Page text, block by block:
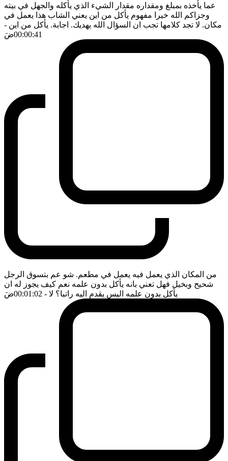
عما يأخذه بمبلغ ومقداره مقدار الشيء الذي يأكله والجهل في بيته
وجزاكم الله خيرا مفهوم يأكل من اين يعني الشاب هذا يعمل في
مكان. لا تجد كلامها تجب ان السؤال الله يهديك. اجابة. يأكل من اين -
00:00:41ضَ
من المكان الذي يعمل فيه يعمل في مطعم. شو عم بتسوق الرجل
شحيح وبخيل فهل تعني بانه يأكل بدون علمه نعم كيف يجوز له ان
يأكل بدون علمه اليس يقدم اليه راتبا؟ لا - 00:01:02 ضَ